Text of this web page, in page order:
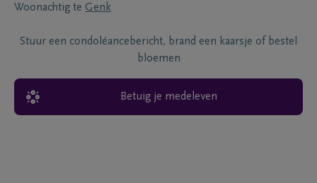
Woonachtig te Genk
Stuur een condoléancebericht, brand een kaarsje of bestel
bloemen
Betuig je medeleven